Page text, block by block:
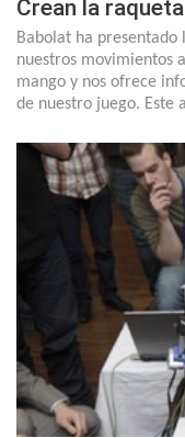
Crean la
Babolat ha
nuestros movimientos
mango y nos ofrece
de nuestro juego. Este